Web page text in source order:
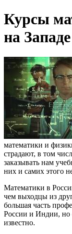
Курсы
на Западе
математики и
страдают, в том
заказывать нам
них и самих этого
Математики в
чем выходцы из
большая часть
России и Индии, но
известно.